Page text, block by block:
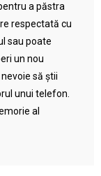
a păstra
respectată cu
sau poate
un nou
să știi
unui telefon.
al